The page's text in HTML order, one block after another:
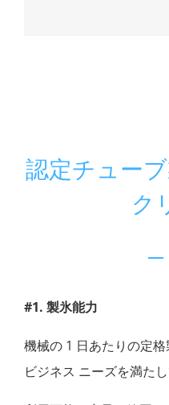
認定チュー
ク
#1. 製氷能力
機械の 1 日あたりの定格
ビジネス ニーズを満た